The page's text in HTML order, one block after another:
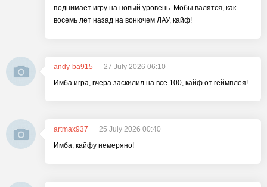
поднимает игру на новый уровень. Мобы валятся, как
восемь лет назад на вонючем ЛАУ, кайф!
andy-ba915
27 July 2026 06:10
Имба игра, вчера заскилил на все 100, кайф от геймплея!
artmax937
25 July 2026 00:40
Имба, кайфу немеряно!